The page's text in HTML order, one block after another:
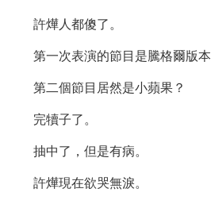
許燁人都傻了。
第一次表演的節目是騰格爾版
第二個節目居然是小蘋果？
完犢子了。
抽中了，但是有病。
許燁現在欲哭無淚。